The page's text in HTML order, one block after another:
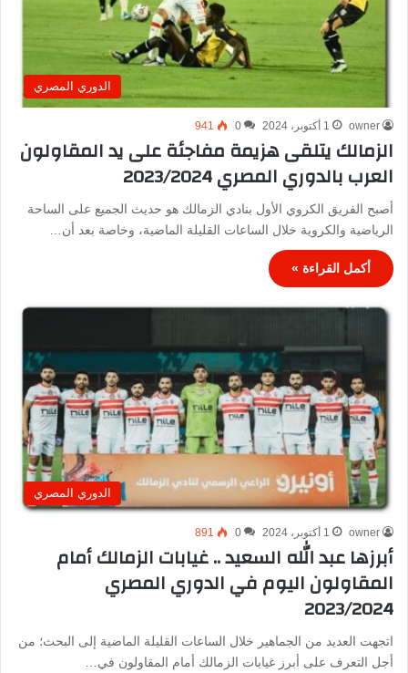
الدوري المصري
owner 1 أكتوبر، 2024 0
941
الزمالك يتلقى هزيمة مفاجئة على يد المقاولون
العرب بالدوري المصري 2023/2024
أصبح الفريق الكروي الأول بنادي الزمالك هو حديث الجميع على الساحة
الرياضية والكروية خلال الساعات القليلة الماضية، وخاصة بعد أن…
أكمل القراءة »
الدوري المصري
owner 1 أكتوبر، 2024 0
891
أبرزها عبد الله السعيد .. غيابات الزمالك أمام
المقاولون اليوم في الدوري المصري
2023/2024
اتجهت العديد من الجماهير خلال الساعات القليلة الماضية إلى البحث؛ من
أجل التعرف على أبرز غيابات الزمالك أمام المقاولون في…